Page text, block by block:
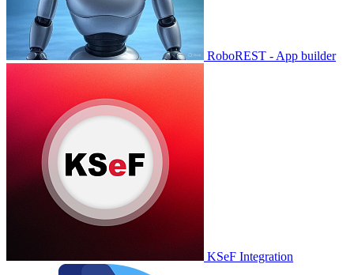
RoboREST - App builder
KSeF Integration